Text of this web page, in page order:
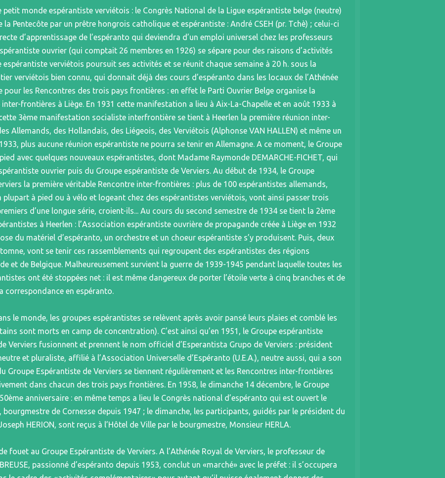
petit monde espérantiste verviétois : le Congrès National de la Ligue espérantiste belge (neutre)
Pentecôte par un prêtre hongrois catholique et espérantiste : André CSEH (pr. Tchè) ; celui-ci
d’apprentissage de l’espéranto qui deviendra d’un emploi universel chez les professeurs
ouvrier (qui comptait 26 membres en 1926) se sépare pour des raisons d’activités
verviétois poursuit ses activités et se réunit chaque semaine à 20 h. sous la
verviétois bien connu, qui donnait déjà des cours d’espéranto dans les locaux de l’Athénée
pour les Rencontres des trois pays frontières : en effet le Parti Ouvrier Belge organise la
frontières à Liège. En 1931 cette manifestation a lieu à Aix-La-Chapelle et en août 1933 à
3ème manifestation socialiste interfrontière se tient à Heerlen la première réunion inter-
Allemands, des Hollandais, des Liégeois, des Verviétois (Alphonse VAN HALLEN) et même un
plus aucune réunion espérantiste ne pourra se tenir en Allemagne. A ce moment, le Groupe
avec quelques nouveaux espérantistes, dont Madame Raymonde DEMARCHE-FICHET, qui
ouvrier puis du Groupe espérantiste de Verviers. Au début de 1934, le Groupe
la première véritable Rencontre inter-frontières : plus de 100 espérantistes allemands,
plupart à pied ou à vélo et logeant chez des espérantistes verviétois, vont ainsi passer trois
d’une longue série, croient-ils... Au cours du second semestre de 1934 se tient la 2ème
à Heerlen : l’Association espérantiste ouvrière de propagande créée à Liège en 1932
du matériel d’espéranto, un orchestre et un choeur espérantiste s’y produisent. Puis, deux
vont se tenir ces rassemblements qui regroupent des espérantistes des régions
et de Belgique. Malheureusement survient la guerre de 1939-1945 pendant laquelle toutes les
ont été stoppées net : il est même dangereux de porter l’étoile verte à cinq branches et de
correspondance en espéranto.
le monde, les groupes espérantistes se relèvent après avoir pansé leurs plaies et comblé les
sont morts en camp de concentration). C’est ainsi qu’en 1951, le Groupe espérantiste
Verviers fusionnent et prennent le nom officiel d’Esperantista Grupo de Verviers : président
et pluraliste, affilié à l’Association Universelle d’Espéranto (U.E.A.), neutre aussi, qui a son
Groupe Espérantiste de Verviers se tiennent régulièrement et les Rencontres inter-frontières
dans chacun des trois pays frontières. En 1958, le dimanche 14 décembre, le Groupe
anniversaire : en même temps a lieu le Congrès national d’espéranto qui est ouvert le
bourgmestre de Cornesse depuis 1947 ; le dimanche, les participants, guidés par le président du
HERION, sont reçus à l’Hôtel de Ville par le bourgmestre, Monsieur HERLA.
fouet au Groupe Espérantiste de Verviers. A l’Athénée Royal de Verviers, le professeur de
passionné d’espéranto depuis 1953, conclut un «marché» avec le préfet : il s’occupera